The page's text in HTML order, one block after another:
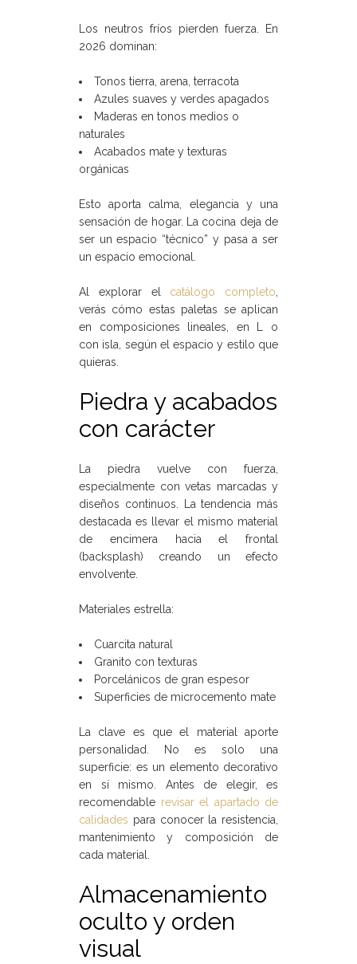
Los neutros fríos pierden fuerza. En
2026 dominan:
Tonos tierra, arena, terracota
Azules suaves y verdes apagados
Maderas en tonos medios o
naturales
Acabados mate y texturas
orgánicas
Esto aporta calma, elegancia y una
sensación de hogar. La cocina deja de
ser un espacio “técnico” y pasa a ser
un espacio emocional.
Al explorar el catálogo completo
verás cómo estas paletas se aplican
en composiciones lineales, en L o
con isla, según el espacio y estilo que
quieras.
Piedra y acabados
con carácter
La piedra vuelve con fuerza,
especialmente con vetas marcadas y
diseños continuos. La tendencia más
destacada es llevar el mismo material
de encimera hacia el frontal
(backsplash) creando un efecto
envolvente.
Materiales estrella:
Cuarcita natural
Granito con texturas
Porcelánicos de gran espesor
Superficies de microcemento mate
La clave es que el material aporte
personalidad. No es solo una
superficie: es un elemento decorativo
en sí mismo. Antes de elegir, es
recomendable revisar el apartado de
calidades para conocer la resistencia,
mantenimiento y composición de
cada material.
Almacenamiento
oculto y orden
visual